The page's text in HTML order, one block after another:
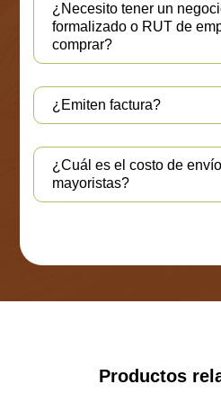
¿Necesito tener un
formalizado o RUT de
comprar?
¿Emiten factura?
¿Cuál es el costo de
mayoristas?
Productos